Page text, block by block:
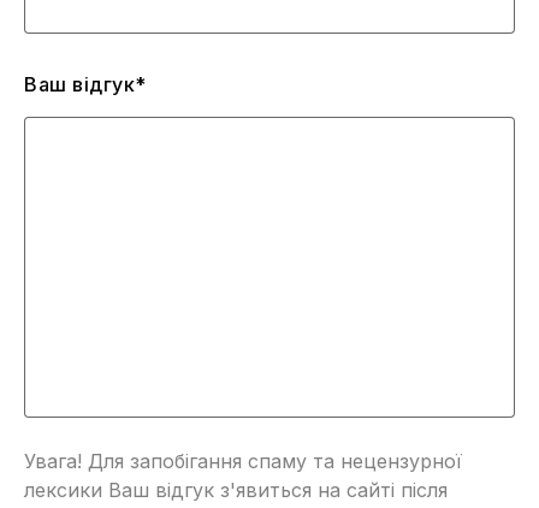
Ваш відгук*
Увага! Для запобігання спаму та нецензурної
лексики Ваш відгук з'явиться на сайті після